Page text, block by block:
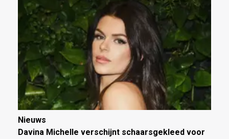
Nieuws
Davina Michelle verschijnt schaarsgekleed voor